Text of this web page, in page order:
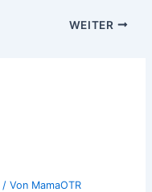
WEITER
/ Von MamaOTR